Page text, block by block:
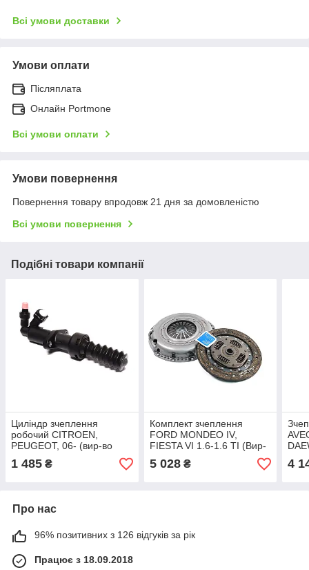
Всі умови доставки
Умови оплати
Післяплата
Онлайн Portmone
Всі умови оплати
Умови повернення
Повернення товару впродовж 21 дня за домовленістю
Всі умови повернення
Подібні товари компанії
Циліндр зчеплення
робочий CITROEN,
PEUGEOT, 06- (вир-во
SACHS), арт.6283 605 025
1 485 ₴
Комплект зчеплення
FORD MONDEO IV,
FIESTA VI 1.6-1.6 TI (Вир-
во SACHS), арт.3000 951
024
5 028₴
97-
4
Про нас
96% позитивних з 126 відгуків за рік
Працює з 18.09.2018